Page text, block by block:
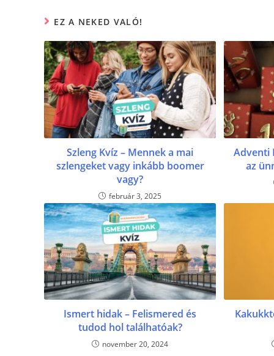
o
k
er
EZ A NEKED VALÓ!
Szleng Kvíz – Mennek a mai
szlengeket vagy inkább boomer
vagy?
február 3, 2025
Adventi
az
Ismert hidak – Felismered és
tudod hol találhatóak?
november 20, 2024